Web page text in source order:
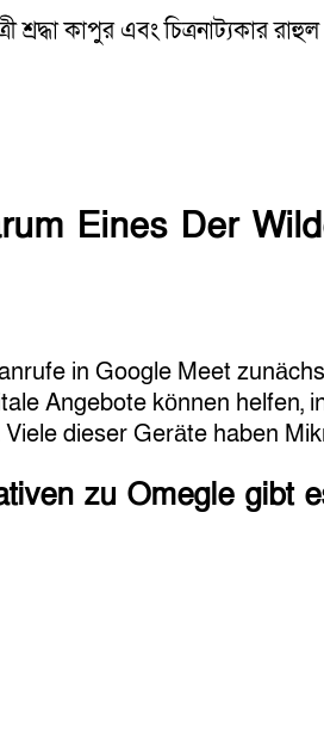
শ্রদ্ধা কাপুর এবং চিত্রনাট্যকার
Eines Der
in Google Meet
Angebote können helfen,
dieser Geräte haben
zu Omegle gibt